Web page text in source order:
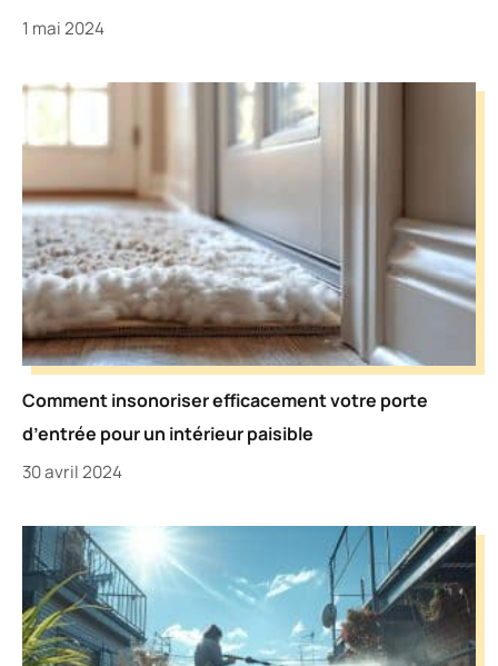
1 mai 2024
Comment insonoriser efficacement votre porte
d’entrée pour un intérieur paisible
30 avril 2024